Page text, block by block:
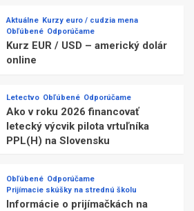
Aktuálne Kurzy euro / cudzia mena
Obľúbené Odporúčame
Kurz EUR / USD – americký dolár
online
Letectvo Obľúbené Odporúčame
Ako v roku 2026 financovať
letecký výcvik pilota vrtuľníka
PPL(H) na Slovensku
Obľúbené Odporúčame
Prijímacie skúšky na strednú školu
Informácie o prijímačkách na